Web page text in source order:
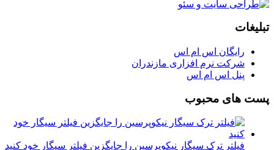
تبلیغات
رایگان اس ام اس
شرکت نرم افزاری مازندران
پنل اس ام اس
پست های محبوب
فیلتر ترک سیگار نیکوپرسین را جایگزین فیلتر سیگار خود کنید